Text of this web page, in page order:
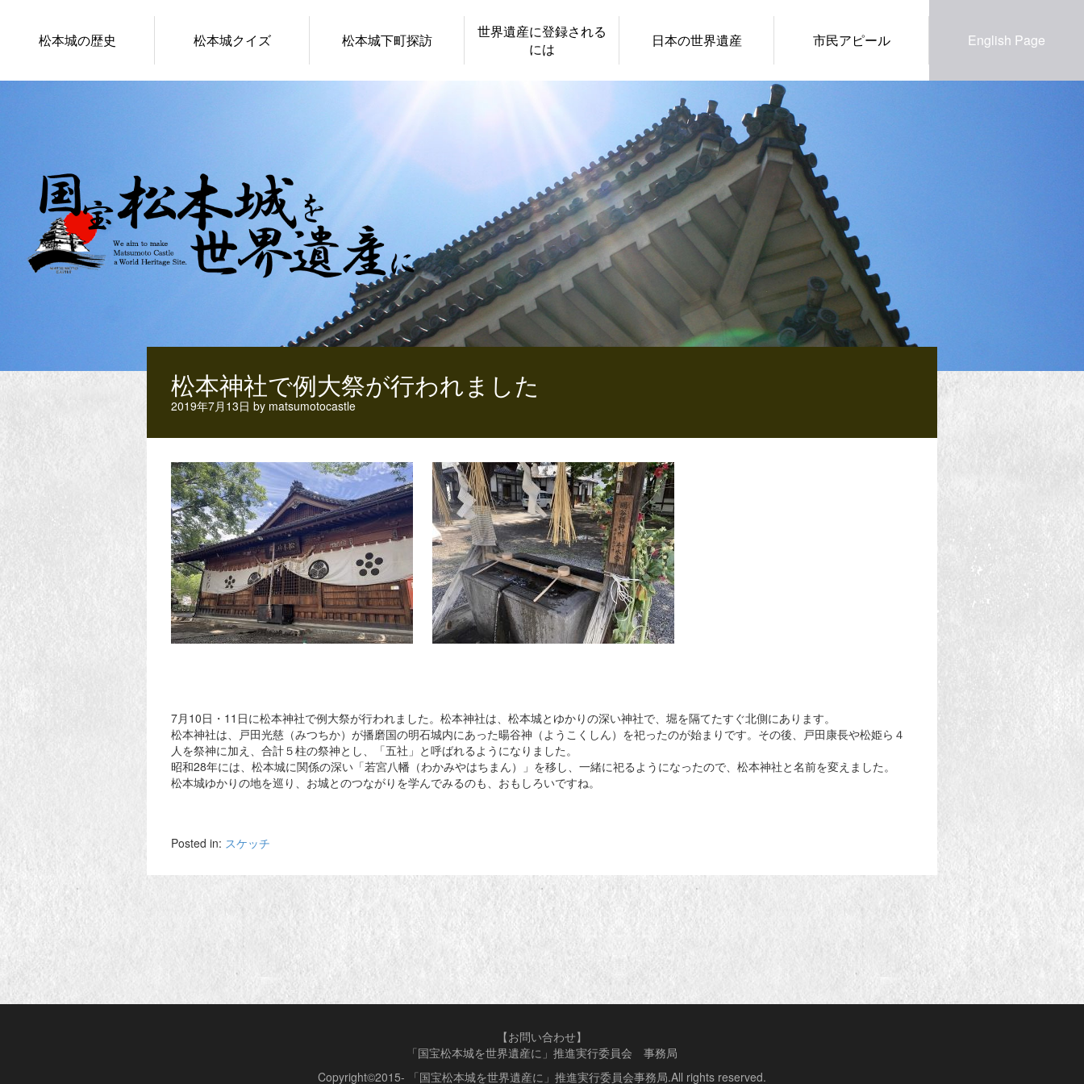
松本城の歴史 松本城クイズ 松本城下町探訪
世界遺産に登録される
には
日本の世界遺産 市民アピール English Page
松本神社で例大祭が行われました
2019年7月13日 by matsumotocastle
7月10日・11日に松本神社で例大祭が行われました。松本神社は、松本城とゆかりの深い神社で、堀を隔てたすぐ北側にあります。
松本神社は、戸田光慈（みつちか）が播磨国の明石城内にあった暘谷神（ようこくしん）を祀ったのが始まりです。その後、戸田康長や松姫ら４
人を祭神に加え、合計５柱の祭神とし、「五社」と呼ばれるようになりました。
昭和28年には、松本城に関係の深い「若宮八幡（わかみやはちまん）」を移し、一緒に祀るようになったので、松本神社と名前を変えました。
松本城ゆかりの地を巡り、お城とのつながりを学んでみるのも、おもしろいですね。
Posted in: スケッチ
【お問い合わせ】
「国宝松本城を世界遺産に」推進実行委員会 事務局
Copyright©2015- 「国宝松本城を世界遺産に」推進実行委員会事務局.All rights reserved.